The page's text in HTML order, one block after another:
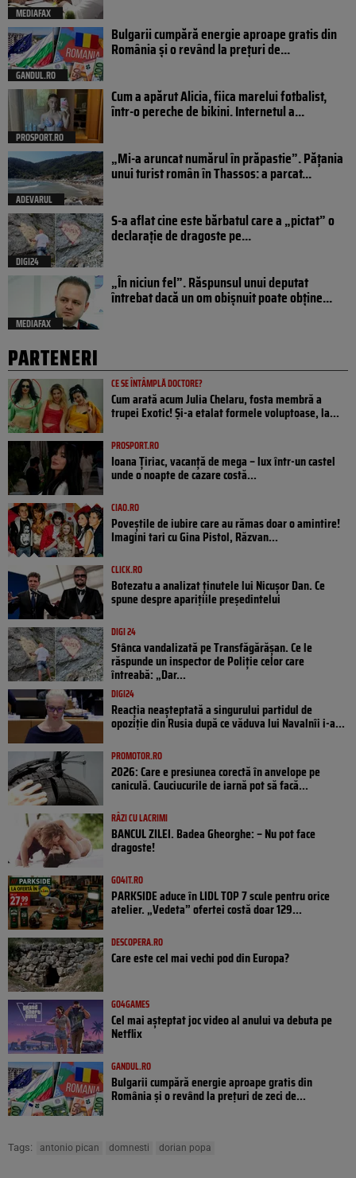
MEDIAFAX
GANDUL.RO
Bulgarii cumpără energie aproape gratis din
România și o revând la prețuri de...
PROSPORT.RO
Cum a apărut Alicia, fiica marelui fotbalist,
într-o pereche de bikini. Internetul a...
ADEVARUL
„Mi-a aruncat numărul în prăpastie”. Pățania
unui turist român în Thassos: a parcat...
DIGI24
S-a aflat cine este bărbatul care a „pictat” o
declarație de dragoste pe...
MEDIAFAX
„În niciun fel”. Răspunsul unui deputat
întrebat dacă un om obișnuit poate obține...
PARTENERI
CE SE ÎNTÂMPLĂ DOCTORE?
Cum arată acum Julia Chelaru, fosta membră a
trupei Exotic! Și-a etalat formele voluptoase, la...
PROSPORT.RO
Ioana Țiriac, vacanță de mega – lux într-un castel
unde o noapte de cazare costă...
CIAO.RO
Poveştile de iubire care au rămas doar o amintire!
Imagini tari cu Gina Pistol, Răzvan...
CLICK.RO
Botezatu a analizat ținutele lui Nicușor Dan. Ce
spune despre aparițiile președintelui
DIGI 24
Stânca vandalizată pe Transfăgărășan. Ce le
răspunde un inspector de Poliție celor care
întreabă: „Dar...
DIGI24
Reacția neașteptată a singurului partidul de
opoziţie din Rusia după ce văduva lui Navalnîi i-a...
PROMOTOR.RO
2026: Care e presiunea corectă în anvelope pe
caniculă. Cauciucurile de iarnă pot să facă...
RÂZI CU LACRIMI
BANCUL ZILEI. Badea Gheorghe: – Nu pot face
dragoste!
GO4IT.RO
PARKSIDE aduce în LIDL TOP 7 scule pentru orice
atelier. „Vedeta” ofertei costă doar 129...
DESCOPERA.RO
Care este cel mai vechi pod din Europa?
GO4GAMES
Cel mai așteptat joc video al anului va debuta pe
Netflix
GANDUL.RO
Bulgarii cumpără energie aproape gratis din
România și o revând la prețuri de zeci de...
Tags: antonio pican domnesti dorian popa